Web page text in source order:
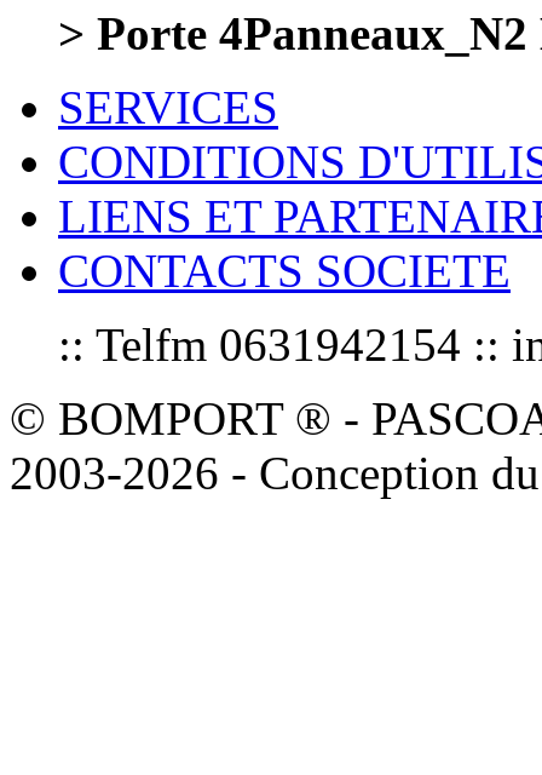
> Porte
SERVICES
CONDITIONS
LIENS ET
CONTACTS SOCIETE
:: Telfm 0631942154 ::
© BOMPORT ® -
2003-2026 - Conception